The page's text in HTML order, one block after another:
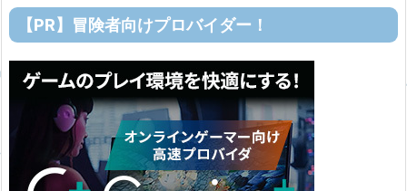
【PR】冒険者向けプロバイダー！